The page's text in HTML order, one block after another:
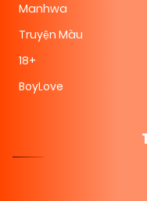
Manhwa
Truyện Màu
18+
BoyLove